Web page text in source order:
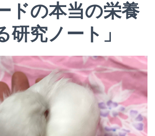
を
切
ドの本当の栄養
研究ノート」